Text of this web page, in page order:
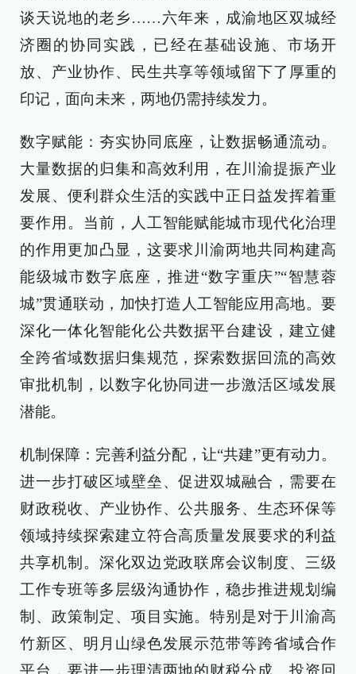
谈天说地的老乡……六年来，成渝地区双城经
济圈的协同实践，已经在基础设施、市场开
放、产业协作、民生共享等领域留下了厚重的
印记，面向未来，两地仍需持续发力。
数字赋能：夯实协同底座，让数据畅通流动。
大量数据的归集和高效利用，在川渝提振产业
发展、便利群众生活的实践中正日益发挥着重
要作用。当前，人工智能赋能城市现代化治理
的作用更加凸显，这要求川渝两地共同构建高
能级城市数字底座，推进“数字重庆”“智慧蓉
城”贯通联动，加快打造人工智能应用高地。要
深化一体化智能化公共数据平台建设，建立健
全跨省域数据归集规范，探索数据回流的高效
审批机制，以数字化协同进一步激活区域发展
潜能。
机制保障：完善利益分配，让“共建”更有动力。
进一步打破区域壁垒、促进双城融合，需要在
财政税收、产业协作、公共服务、生态环保等
领域持续探索建立符合高质量发展要求的利益
共享机制。深化双边党政联席会议制度、三级
工作专班等多层级沟通协作，稳步推进规划编
制、政策制定、项目实施。特别是对于川渝高
竹新区、明月山绿色发展示范带等跨省域合作
平台，要进一步理清两地的财税分成、投资回